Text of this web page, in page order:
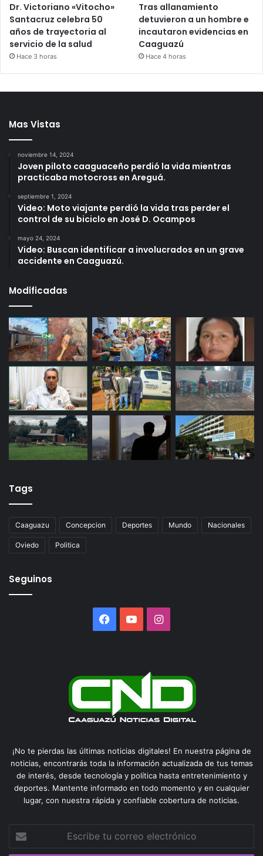
Dr. Victoriano «Vitocho»
Santacruz celebra 50
años de trayectoria al
servicio de la salud
Hace 3 horas
Tras allanamiento
detuvieron a un hombre e
incautaron evidencias en
Caaguazú
Hace 4 horas
Mas Vistas
noviembre 14, 2024
Joven piloto caaguaceño perdió la vida mientras
practicaba motocross en Areguá.
septiembre 1, 2024
Video: Moto viajante perdió la vida tras perder el
control de su biciclo en José D. Ocampos
mayo 24, 2024
Video: Buscan identificar a involucrados en un grave
accidente en Caaguazú.
Modificadas
Tags
Caaguazu Concepcion Deportes Mundo Nacionales
Oviedo Politica
Seguinos
Facebook
YouTubeInstagram
¡No te pierdas las últimas noticias digitales! En nuestra página de
noticias, encontrarás toda la información actualizada de tus temas
de interés, desde tecnología y política hasta entretenimiento y
deportes. Mantente informado en todo momento y en cualquier
lugar, con nuestra rápida y confiable cobertura de noticias.
correo